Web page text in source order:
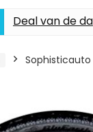
Deal van de
Sophisticauto